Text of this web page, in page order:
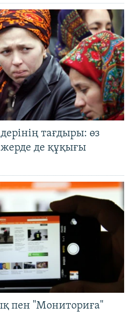
тағдыры: өз
де құқығы
пен "Мониториға"